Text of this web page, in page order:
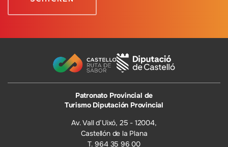
Patronato Provincial de
Turismo Diputación Provincial
Av. Vall d’Uixó, 25 - 12004,
Castellón de la Plana
T. 964 35 96 00